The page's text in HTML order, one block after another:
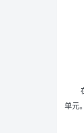
单元。